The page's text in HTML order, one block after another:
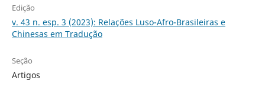
Edição
v. 43 n. esp. 3 (2023): Relações Luso-Afro-Brasileiras e
Chinesas em Tradução
Seção
Artigos